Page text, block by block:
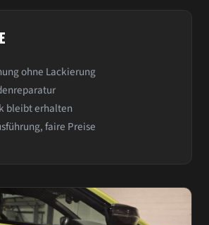
ohne Lackierung
bleibt erhalten
faire Preise